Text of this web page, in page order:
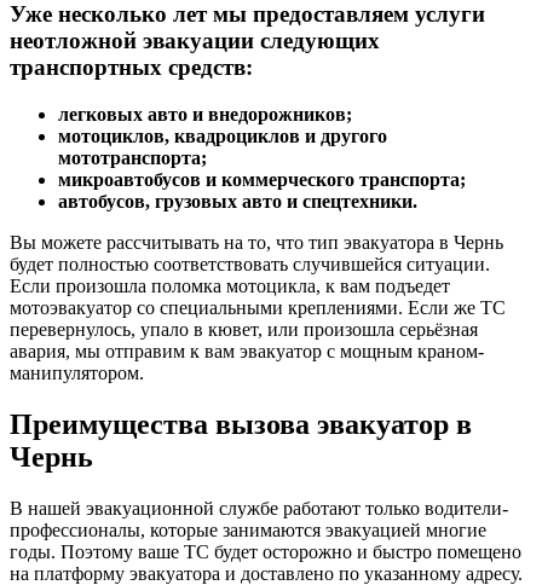
Уже несколько лет мы предоставляем услуги
неотложной эвакуации следующих
транспортных средств:
легковых авто и внедорожников;
мотоциклов, квадроциклов и другого
мототранспорта;
микроавтобусов и коммерческого транспорта;
автобусов, грузовых авто и спецтехники.
Вы можете рассчитывать на то, что тип эвакуатора в Чернь
будет полностью соответствовать случившейся ситуации.
Если произошла поломка мотоцикла, к вам подъедет
мотоэвакуатор со специальными креплениями. Если же ТС
перевернулось, упало в кювет, или произошла серьёзная
авария, мы отправим к вам эвакуатор с мощным краном-
манипулятором.
Преимущества вызова эвакуатор в
Чернь
В нашей эвакуационной службе работают только водители-
профессионалы, которые занимаются эвакуацией многие
годы. Поэтому ваше ТС будет осторожно и быстро помещено
на платформу эвакуатора и доставлено по указанному адресу.